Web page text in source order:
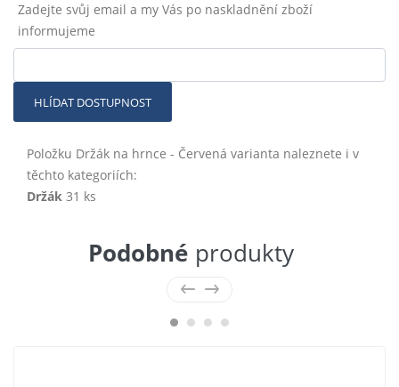
Zadejte svůj email a my Vás po naskladnění zboží
informujeme
HLÍDAT DOSTUPNOST
Položku Držák na hrnce - Červená varianta naleznete i v
těchto kategoriích:
Držák 31 ks
Podobné produkty